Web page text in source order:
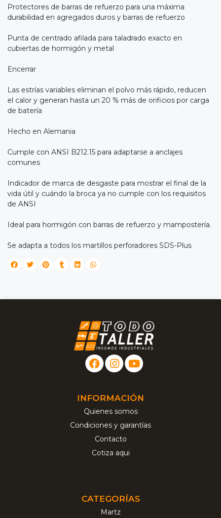
Protectores de barras de refuerzo para una máxima
durabilidad en agregados duros y barras de refuerzo
Punta de centrado afilada para taladrado exacto en
cubiertas de hormigón y metal
Encerrar
Las estrías variables eliminan el polvo más rápido, reducen
el calor y generan hasta un 20 % más de orificios por carga
de batería
Hecho en Alemania
Cumple con ANSI B212.15 para adaptarse a anclajes
comunes
Indicador de marca de desgaste para mostrar el final de la
vida útil y cuándo la broca ya no cumple con los requisitos
de ANSI
Ideal para hormigón con barras de refuerzo y mampostería.
Se adapta a todos los martillos perforadores SDS-Plus
INFORMACIÓN
Quienes somos
Condiciones y garantías
Contacto
Cotiza aqui
CATEGORÍAS
Martz